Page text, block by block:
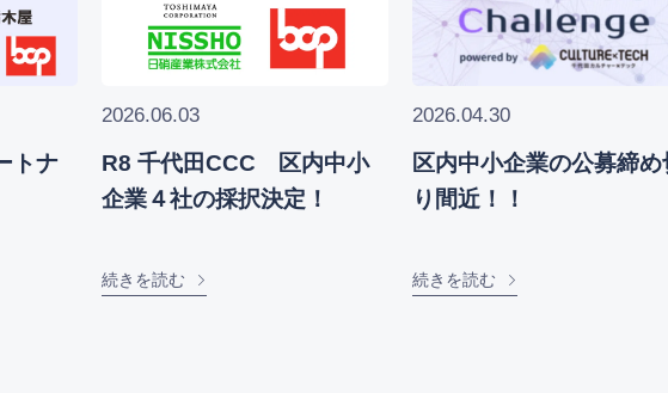
トナ
2026.06.03
R8 千代田CCC 区内中小
企業４社の採択決定！
続きを読む
2026.04.30
区内中小企業の公募締め
り間近！！
続きを読む